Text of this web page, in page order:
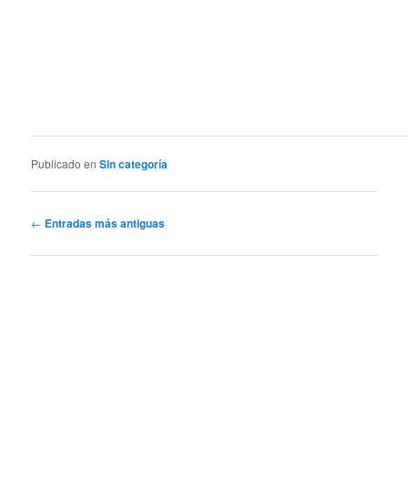
Publicado en Sin categoría
Navegación
entradas
← Entradas más antiguas